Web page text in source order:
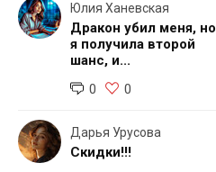
Юлия Ханевская
Дракон убил меня, но
я получила второй
шанс, и...
0
0
Дарья Урусова
Скидки!!!